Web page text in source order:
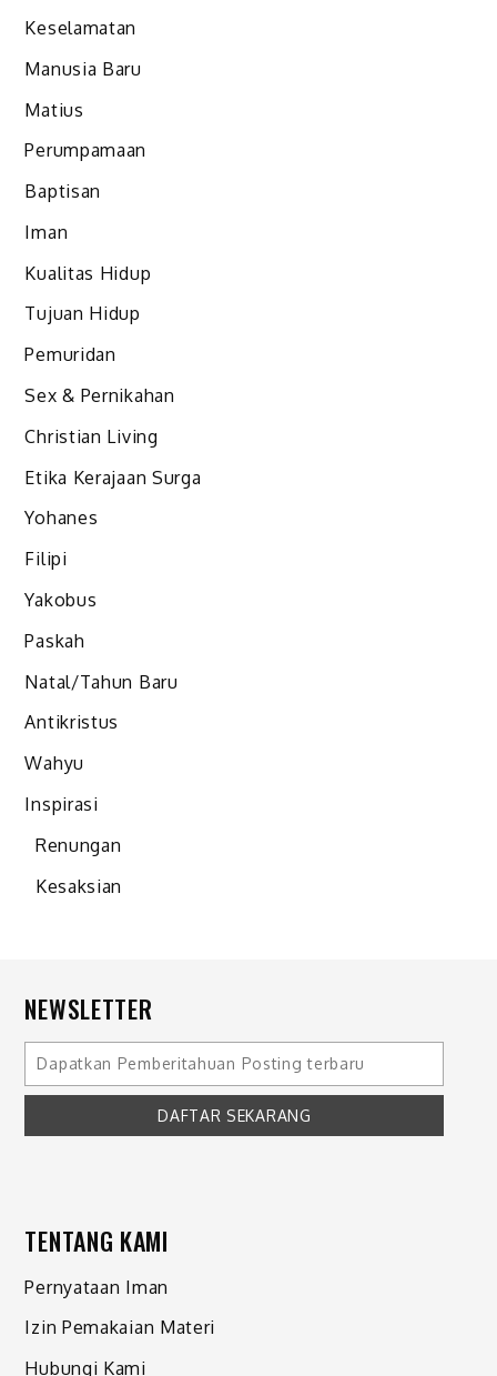
Keselamatan
Manusia Baru
Matius
Perumpamaan
Baptisan
Iman
Kualitas Hidup
Tujuan Hidup
Pemuridan
Sex & Pernikahan
Christian Living
Etika Kerajaan Surga
Yohanes
Filipi
Yakobus
Paskah
Natal/Tahun Baru
Antikristus
Wahyu
Inspirasi
Renungan
Kesaksian
NEWSLETTER
TENTANG KAMI
Pernyataan Iman
Izin Pemakaian Materi
Hubungi Kami